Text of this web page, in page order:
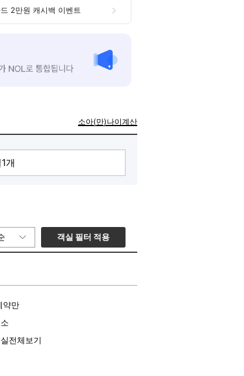
2만원 캐시백 이벤트
소아(만)나이계산
객실 필터 적용
약만
전체보기